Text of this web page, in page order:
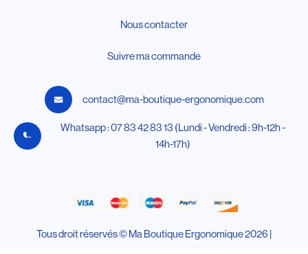
Nous contacter
Suivre ma commande
contact@ma-boutique-ergonomique.com
Whatsapp : 07 83 42 83 13 (Lundi - Vendredi : 9h-12h -
14h-17h)
Tous droit réservés © Ma Boutique Ergonomique 2026 |